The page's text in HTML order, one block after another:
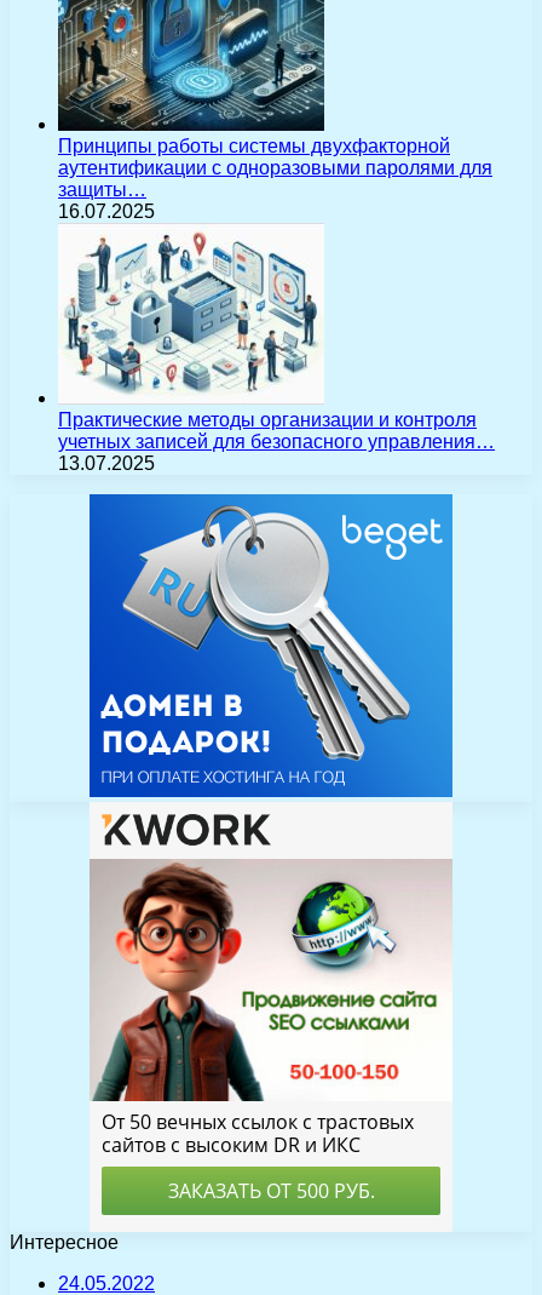
Принципы работы системы двухфакторной
аутентификации с одноразовыми паролями для
защиты…
16.07.2025
Практические методы организации и контроля
учетных записей для безопасного управления…
13.07.2025
Интересное
24.05.2022